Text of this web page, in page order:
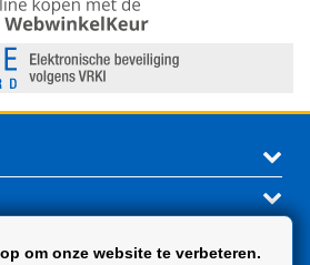
om onze website te verbeteren.